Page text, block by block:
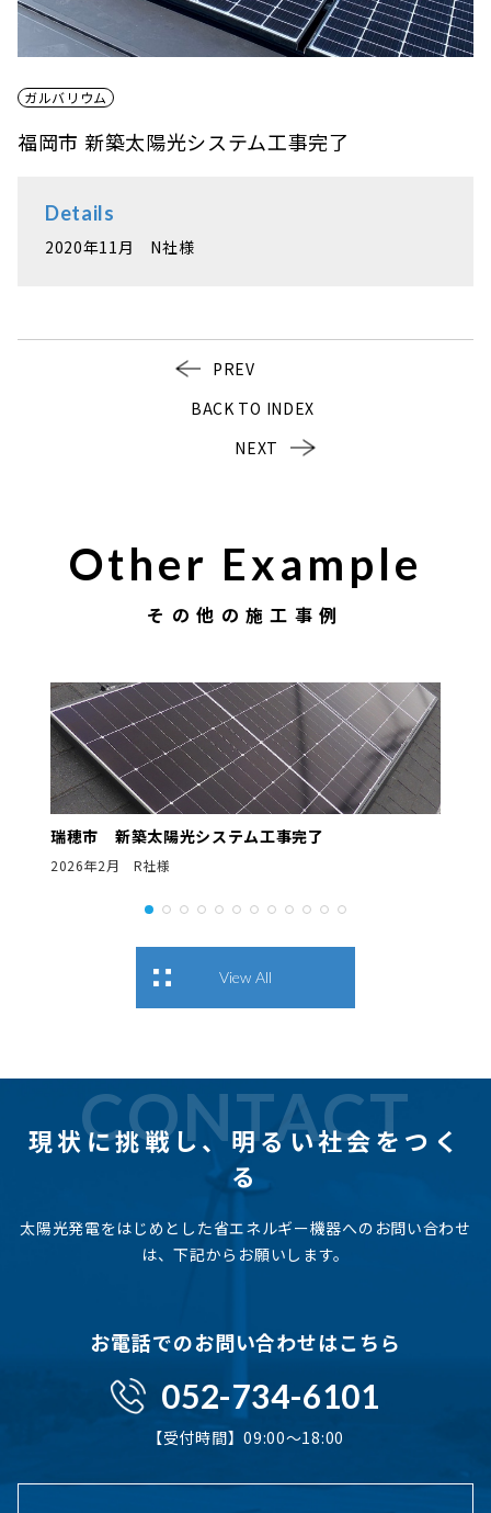
ガルバリウム
福岡市 新築太陽光システム工事完了
Details
2020年11月 N社様
PREV
BACK TO INDEX
NEXT
Other Example
その他の施工事例
瑞穂市 新築太陽光システム工事完了
2026年2月 R社様
View All
CONTACT
現状に挑戦し、明るい社会をつく
る
太陽光発電をはじめとした省エネルギー機器へのお問い合わせ
は、下記からお願いします。
お電話でのお問い合わせはこちら
052-734-6101
【受付時間】09:00〜18:00